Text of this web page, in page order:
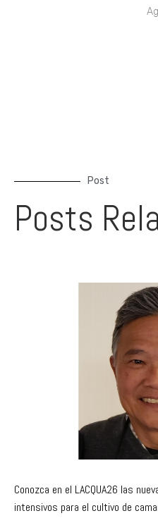
Post
Posts
Conozca en el LACQUA26 las
intensivos para el cultivo de